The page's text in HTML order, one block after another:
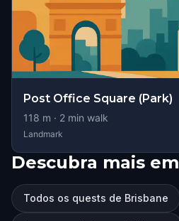
Post Office Square (Park)
118 m · 2 min walk
Landmark
Descubra mais
Todos os quests de Brisbane